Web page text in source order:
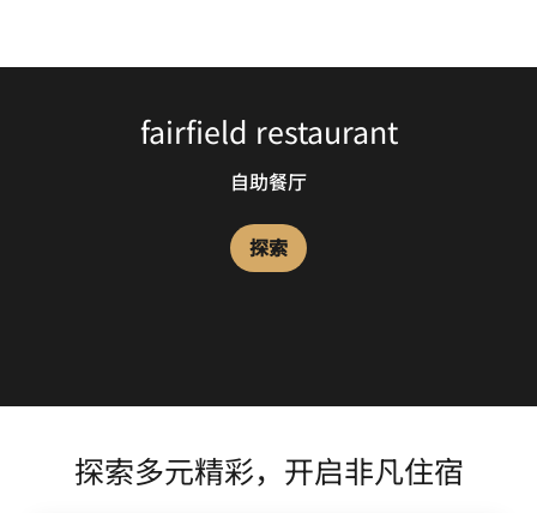
fairfield restaurant
自助餐厅
探索
探索多元精彩，开启非凡住宿